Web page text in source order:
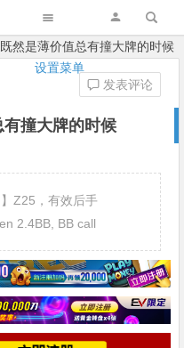
设置菜单
然是薄价值总有撞大牌的时候
撞大牌的时候
发表评论
Z25，有效后手
2.4BB, BB call